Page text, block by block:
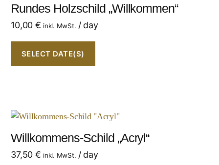
Rundes Holzschild „Willkommen“
10,00 € inkl. MwSt. / day
SELECT DATE(S)
Willkommens-Schild „Acryl“
37,50 € inkl. MwSt. / day